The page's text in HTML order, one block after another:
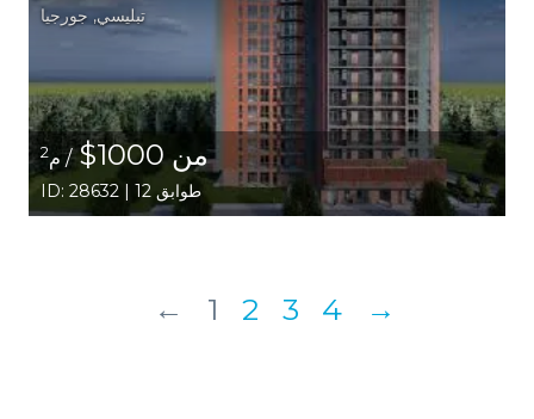
تبليسي, جورجيا
من 1000$ / م2
ID: 28632 | 12 طوابق
← 1 2 3 4 →